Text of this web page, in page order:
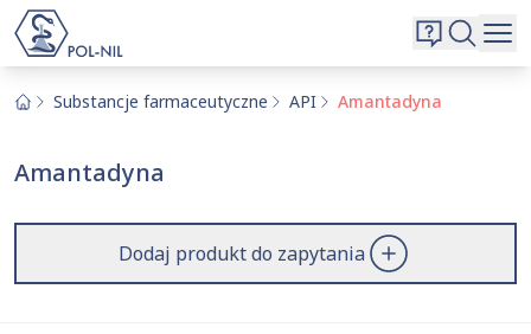
Kontakt
Substancje farmaceutyczne API Amantadyna
Amantadyna
Dodaj produkt do zapytania
Wybrane surowce i substancje
Aktualnie niczego nie dodałeś do zapytania.
Przejdź doofertyi dodaj surowce, o których chcesz
dowiedzieć się więcej.
Wyszukiwarka
Szukaj